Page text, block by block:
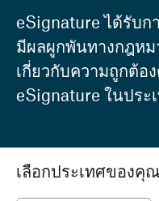
eSignature ได้รับก
มีผลผูกพันทางกฎหม
เกี่ยวกับความถูกต้อ
eSignature ในประ
เลือกประเทศของคุณ